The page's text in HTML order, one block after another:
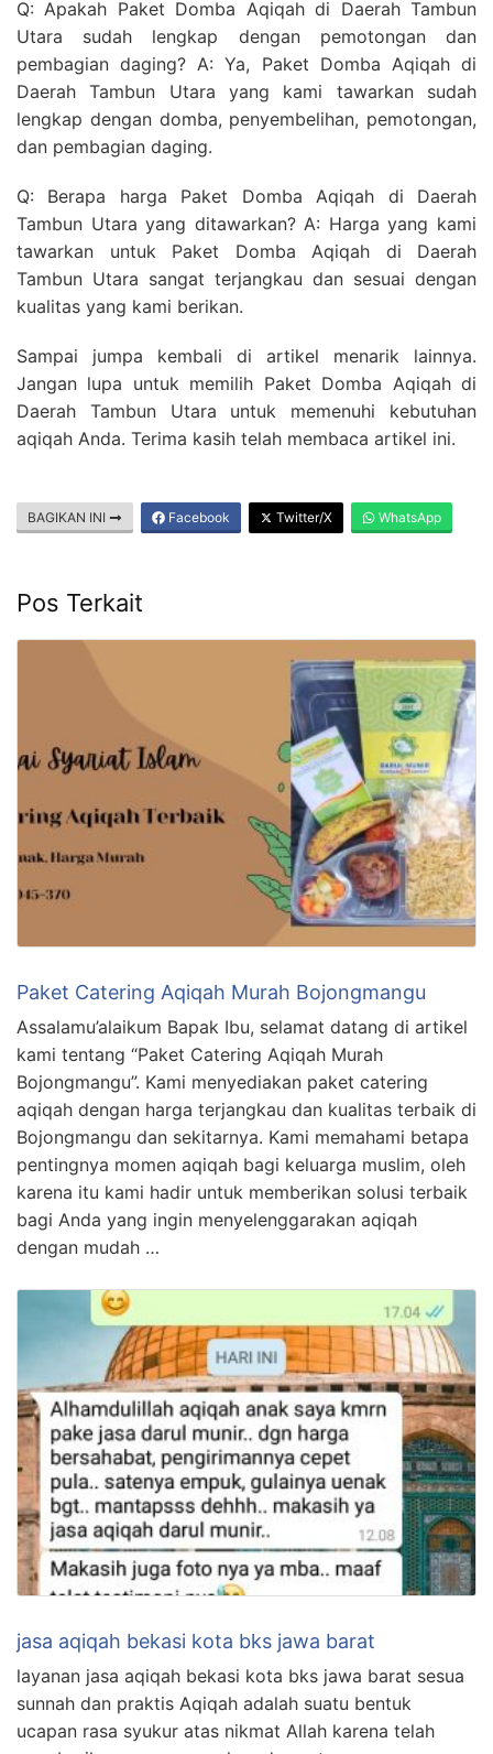
Q: Apakah Paket Domba Aqiqah di Daerah Tambun
Utara sudah lengkap dengan pemotongan dan
pembagian daging? A: Ya, Paket Domba Aqiqah di
Daerah Tambun Utara yang kami tawarkan sudah
lengkap dengan domba, penyembelihan, pemotongan,
dan pembagian daging.
Q: Berapa harga Paket Domba Aqiqah di Daerah
Tambun Utara yang ditawarkan? A: Harga yang kami
tawarkan untuk Paket Domba Aqiqah di Daerah
Tambun Utara sangat terjangkau dan sesuai dengan
kualitas yang kami berikan.
Sampai jumpa kembali di artikel menarik lainnya.
Jangan lupa untuk memilih Paket Domba Aqiqah di
Daerah Tambun Utara untuk memenuhi kebutuhan
aqiqah Anda. Terima kasih telah membaca artikel ini.
BAGIKAN INI Facebook Twitter/X WhatsApp
Pos Terkait
Paket Catering Aqiqah Murah Bojongmangu
Assalamu’alaikum Bapak Ibu, selamat datang di artikel
kami tentang “Paket Catering Aqiqah Murah
Bojongmangu”. Kami menyediakan paket catering
aqiqah dengan harga terjangkau dan kualitas terbaik di
Bojongmangu dan sekitarnya. Kami memahami betapa
pentingnya momen aqiqah bagi keluarga muslim, oleh
karena itu kami hadir untuk memberikan solusi terbaik
bagi Anda yang ingin menyelenggarakan aqiqah
dengan mudah …
jasa aqiqah bekasi kota bks jawa barat
layanan jasa aqiqah bekasi kota bks jawa barat sesua
sunnah dan praktis Aqiqah adalah suatu bentuk
ucapan rasa syukur atas nikmat Allah karena telah